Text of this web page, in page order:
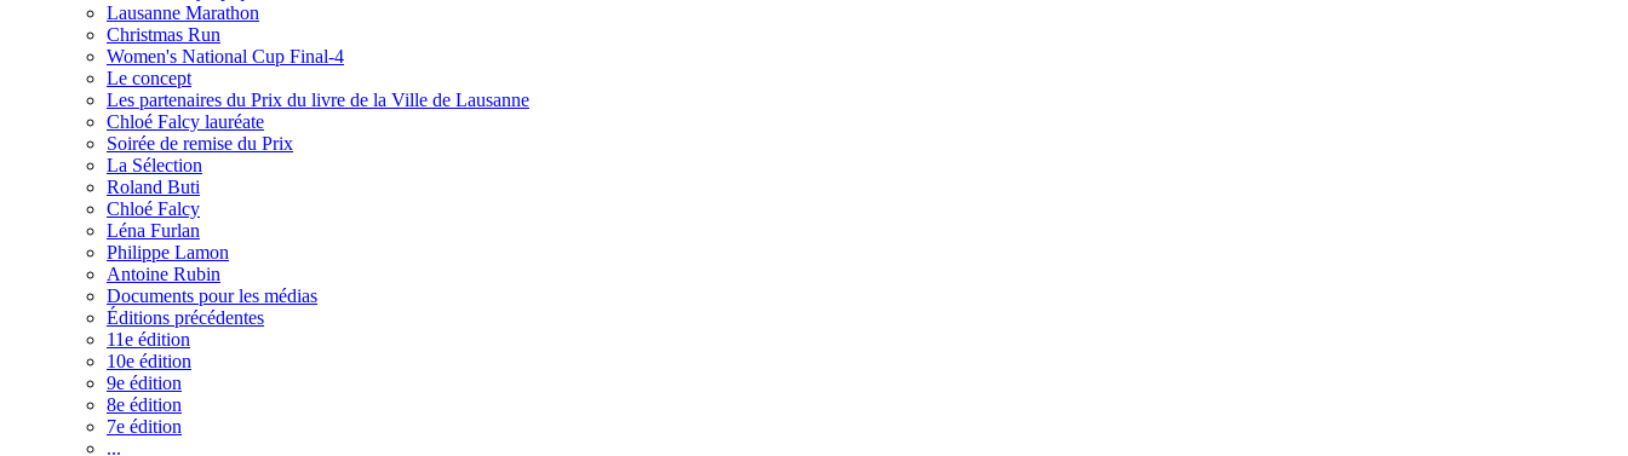
Lausanne Marathon
Christmas Run
Women's National Cup Final-4
Le concept
Les partenaires du Prix du livre de la Ville de Lausanne
Chloé Falcy lauréate
Soirée de remise du Prix
La Sélection
Roland Buti
Chloé Falcy
Léna Furlan
Philippe Lamon
Antoine Rubin
Documents pour les médias
Éditions précédentes
11e édition
10e édition
9e édition
8e édition
7e édition
...